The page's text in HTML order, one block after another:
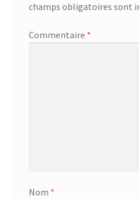
champs obligatoires sont
Commentaire *
Nom *